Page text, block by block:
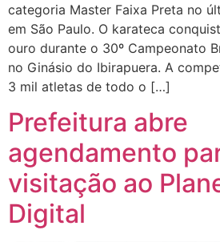
categoria Master Faixa Preta no
em São Paulo. O karateca
ouro durante o 30º Campeonato
no Ginásio do Ibirapuera. A
3 mil atletas de todo o […]
Prefeitura abre
agendamento
visitação ao
Digital